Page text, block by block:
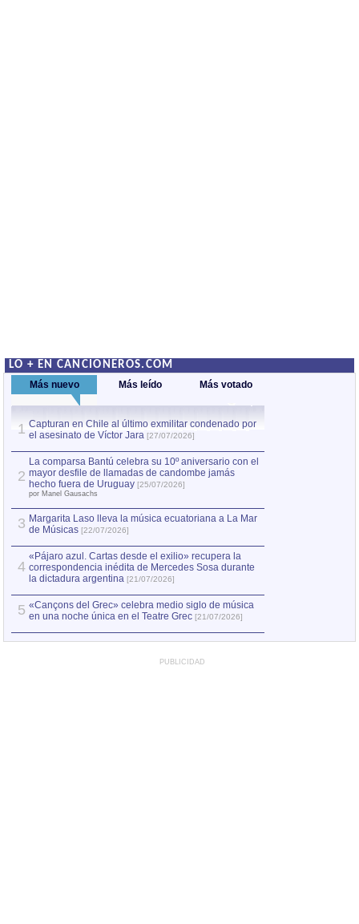
LO + EN CANCIONEROS.COM
Más nuevo Más leído Más votado
1 Capturan en Chile al último exmilitar condenado por
el asesinato de Víctor Jara [27/07/2026]
2
La comparsa Bantú celebra su 10º aniversario con el
mayor desfile de llamadas de candombe jamás
hecho fuera de Uruguay [25/07/2026]
por Manel Gausachs
3 Margarita Laso lleva la música ecuatoriana a La Mar
de Músicas [22/07/2026]
4
«Pájaro azul. Cartas desde el exilio» recupera la
correspondencia inédita de Mercedes Sosa durante
la dictadura argentina [21/07/2026]
5 «Cançons del Grec» celebra medio siglo de música
en una noche única en el Teatre Grec [21/07/2026]
PUBLICIDAD